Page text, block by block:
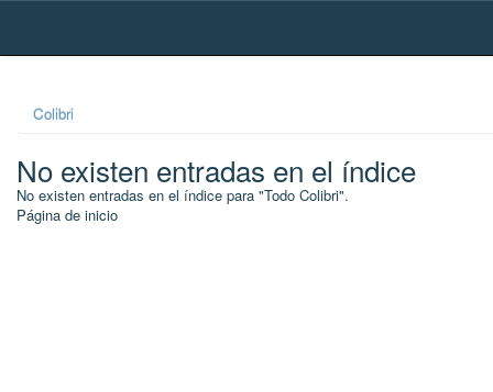
Skip
Colibri
No existen entradas en el índice
No existen entradas en el índice para "Todo Colibri".
Página de inicio